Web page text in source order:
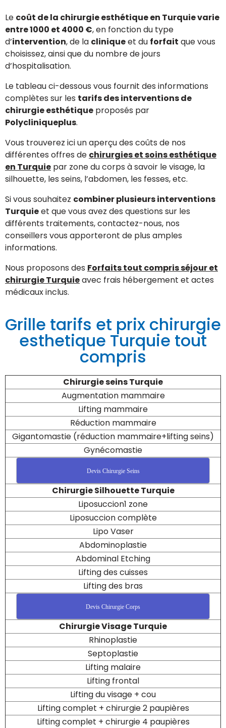
Le coût de la chirurgie esthétique en Turquie varie
entre 1000 et 4000 €, en fonction du type
d’intervention, de la cliniqueet du forfait que vous
choisissez, ainsi que du nombre de jours
d’hospitalisation.
Le tableau ci-dessous vous fournit des informations
complètes sur les tarifs des interventions de
chirurgie esthétique proposés par
Polycliniqueplus.
Vous trouverez ici un aperçu des coûts de nos
différentes offres de chirurgies et soins esthétique
en Turquie par zone du corps à savoir le visage, la
silhouette, les seins, l’abdomen, les fesses, etc.
Si vous souhaitez combiner plusieurs interventions
Turquieet que vous avez des questions sur les
différents traitements, contactez-nous, nos
conseillers vous apporteront de plus amples
informations.
Nous proposons des Forfaits tout compris séjour et
chirurgie Turquieavec frais hébergement et actes
médicaux inclus.
Grille tarifs et prix chirurgie
esthetique Turquie tout
compris
Chirurgie seins Turquie
Augmentation mammaire
Lifting mammaire
Réduction mammaire
Gigantomastie (réduction mammaire+lifting seins)
Gynécomastie
Devis Chirurgie Seins
Chirurgie Silhouette Turquie
Liposuccion1 zone
Liposuccion complète
Lipo Vaser
Abdominoplastie
Abdominal Etching
Lifting des cuisses
Lifting des bras
Devis Chirurgie Corps
Chirurgie Visage Turquie
Rhinoplastie
Septoplastie
Lifting malaire
Lifting frontal
Lifting du visage + cou
Lifting complet + chirurgie 2 paupières
Lifting complet + chirurgie 4 paupières